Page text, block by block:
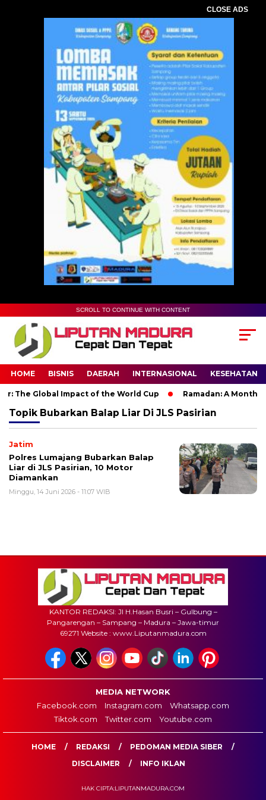
CLOSE ADS
SCROLL TO CONTINUE WITH CONTENT
HOME BISNIS DAERAH INTERNASIONAL KESEHATAN
The Global Impact of the World Cup Ramadan: A Month
Topik Bubarkan Balap Liar Di JLS Pasirian
Jatim
Polres Lumajang Bubarkan Balap
Liar di JLS Pasirian, 10 Motor
Diamankan
Minggu, 14 Juni 2026 - 11:07 WIB
KANTOR REDAKSI: Jl H.Hasan Busri – Gulbung –
Pangarengan – Sampang – Madura – Jawa-timur
69271 Website : www.Liputanmadura.com
MEDIA NETWORK
Facebook.com
Instagram.com
Whatsapp.com
Tiktok.com
Twitter.com Youtube.com
HOME REDAKSI
PEDOMAN MEDIA SIBER
DISCLAIMER
INFO IKLAN
HAK CIPTA:LIPUTANMADURA.COM